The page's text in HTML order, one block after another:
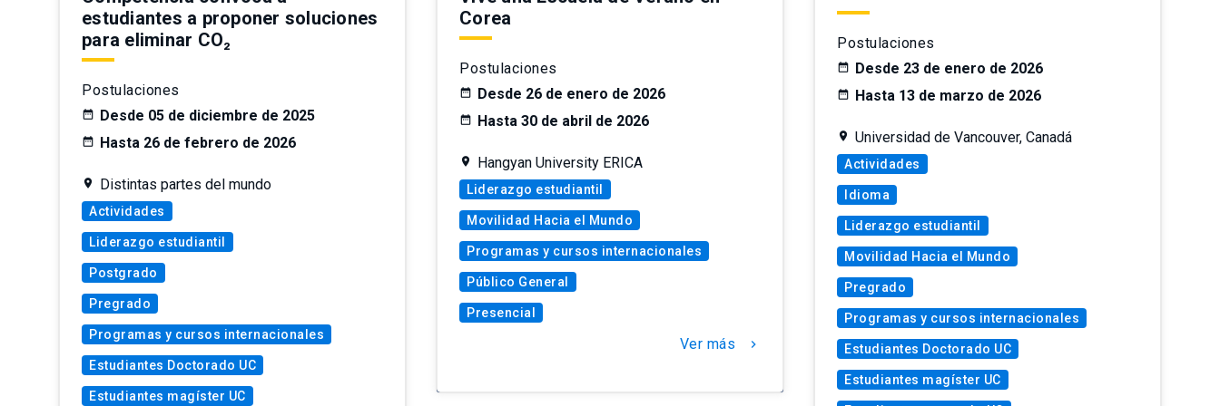
estudiantes a proponer soluciones
para eliminar CO₂
Postulaciones
Desde 05 de diciembre de 2025
Hasta 26 de febrero de 2026
Distintas partes del mundo
Actividades
Liderazgo estudiantil
Postgrado
Pregrado
Programas y cursos internacionales
Estudiantes Doctorado UC
Estudiantes magíster UC
Corea
Postulaciones
Desde 26 de enero de 2026
Hasta 30 de abril de 2026
Hangyan University ERICA
Liderazgo estudiantil
Movilidad Hacia el Mundo
Programas y cursos internacionales
Público General
Presencial
Ver más chevron_right
Postulaciones
Desde 23 de enero de 2026
Hasta 13 de marzo de 2026
Universidad de Vancouver, Canadá
Actividades
Idioma
Liderazgo estudiantil
Movilidad Hacia el Mundo
Pregrado
Programas y cursos internacionales
Estudiantes Doctorado UC
Estudiantes magíster UC